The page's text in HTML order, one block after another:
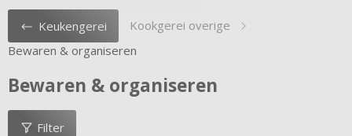
Keukengerei
Kookgerei overige
Bewaren & organiseren
Bewaren & organiseren
Filter